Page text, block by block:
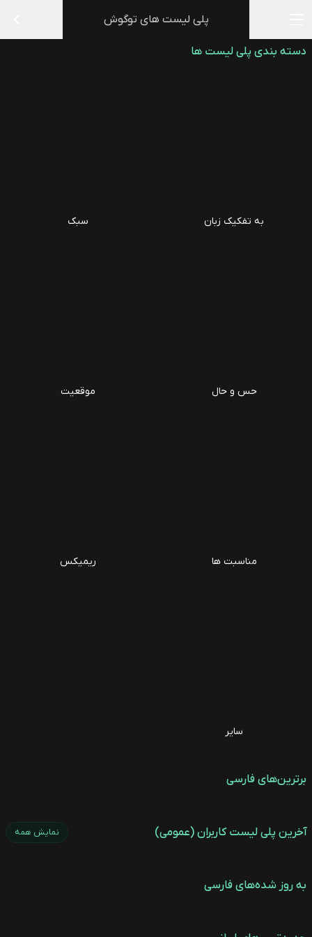
پلی لیست های توگوش
دسته بندی پلی لیست ها
به تفکیک زبان سبک
حس و حال موقعیت
مناسبت ها ریمیکس
سایر
برترین‌های فارسی
آخرین پلی لیست کاربران (عمومی) نمایش همه
به روز شده‌های فارسی